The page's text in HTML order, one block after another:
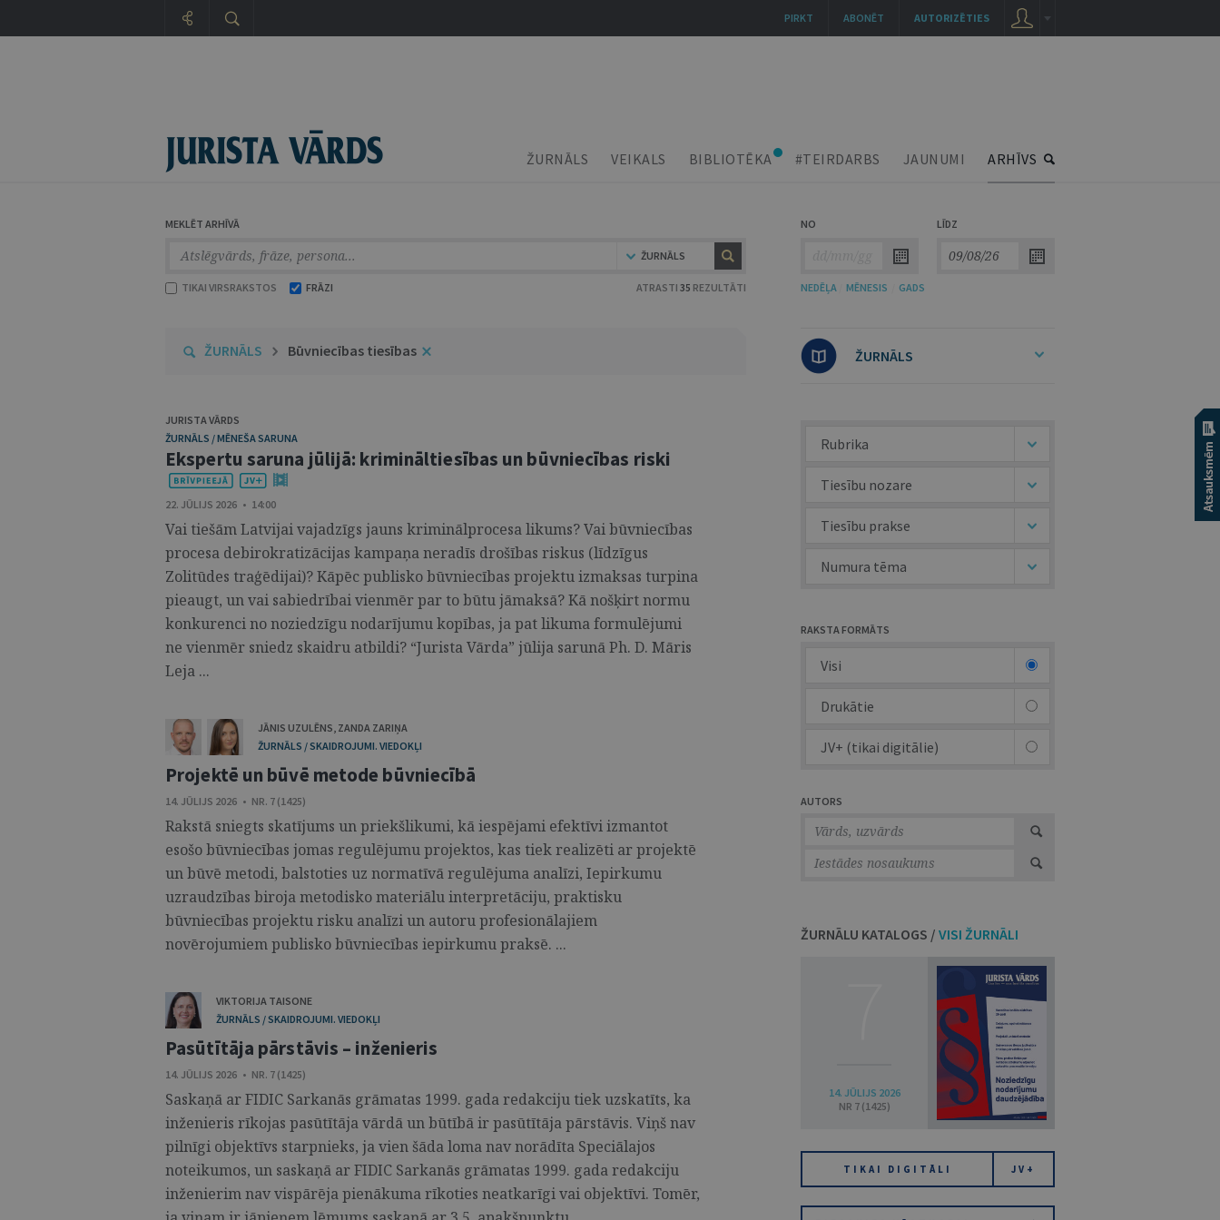
ŽURNĀLS VEIKALS BIBLIOTĒKA #TEIRDARBS JAUNUMI ARHĪVS
MEKLĒT ARHĪVĀ
ŽURNĀLS
TIKAI VIRSRAKSTOS FRĀZI ATRASTI 35 REZULTĀTI
NO LĪDZ
NEDĒĻA MĒNESIS GADS
ŽURNĀLS Būvniecības tiesības
JURISTA VĀRDS
ŽURNĀLS / MĒNEŠA SARUNA
Ekspertu saruna jūlijā: krimināltiesības un būvniecības riski
22. JŪLIJS 2026 • 14:00
Vai tiešām Latvijai vajadzīgs jauns kriminālprocesa likums? Vai būvniecības
procesa debirokratizācijas kampaņa neradīs drošības riskus (līdzīgus
Zolitūdes traģēdijai)? Kāpēc publisko būvniecības projektu izmaksas turpina
pieaugt, un vai sabiedrībai vienmēr par to būtu jāmaksā? Kā nošķirt normu
konkurenci no noziedzīgu nodarījumu kopības, ja pat likuma formulējumi
ne vienmēr sniedz skaidru atbildi? “Jurista Vārda” jūlija sarunā Ph. D. Māris
Leja ...
JĀNIS UZULĒNS ZANDA ZARIŅA
ŽURNĀLS / SKAIDROJUMI. VIEDOKĻI
Projektē un būvē metode būvniecībā
14. JŪLIJS 2026 • NR. 7 (1425)
Rakstā sniegts skatījums un priekšlikumi, kā iespējami efektīvi izmantot
esošo būvniecības jomas regulējumu projektos, kas tiek realizēti ar projektē
un būvē metodi, balstoties uz normatīvā regulējuma analīzi, Iepirkumu
uzraudzības biroja metodisko materiālu interpretāciju, praktisku
būvniecības projektu risku analīzi un autoru profesionālajiem
novērojumiem publisko būvniecības iepirkumu praksē. ...
VIKTORIJA TAISONE
ŽURNĀLS / SKAIDROJUMI. VIEDOKĻI
Pasūtītāja pārstāvis – inženieris
14. JŪLIJS 2026 • NR. 7 (1425)
Saskaņā ar FIDIC Sarkanās grāmatas 1999. gada redakciju tiek uzskatīts, ka
inženieris rīkojas pasūtītāja vārdā un būtībā ir pasūtītāja pārstāvis. Viņš nav
pilnīgi objektīvs starpnieks, ja vien šāda loma nav norādīta Speciālajos
noteikumos, un saskaņā ar FIDIC Sarkanās grāmatas 1999. gada redakciju
inženierim nav vispārēja pienākuma rīkoties neatkarīgi vai objektīvi. Tomēr,
ŽURNĀLS
Rubrika
Tiesību nozare
Tiesību prakse
Numura tēma
RAKSTA FORMĀTS
Visi
Drukātie
JV+ (tikai digitālie)
AUTORS
ŽURNĀLU KATALOGS / VISI ŽURNĀLI
14. JŪLIJS 2026
NR 7 (1425)
TIKAI DIGITĀLI JV+
AUTORIZĒTIES
ABONĒT
PIRKT